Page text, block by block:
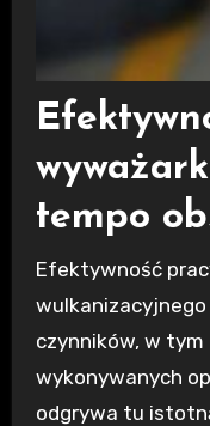
tempo
Efektywność
czynników, w tym
wykonywanych
odgrywa tu